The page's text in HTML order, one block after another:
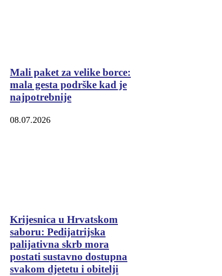
Mali paket za velike borce:
mala gesta podrške kad je
najpotrebnije
08.07.2026
Krijesnica u Hrvatskom
saboru: Pedijatrijska
palijativna skrb mora
postati sustavno dostupna
svakom djetetu i obitelji